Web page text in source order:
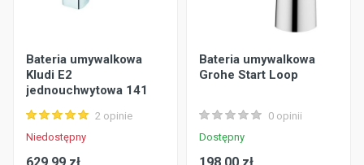
Bateria umywalkowa
Kludi E2
jednouchwytowa 141
2 opinie
Niedostępny
Bateria umywalkowa
Grohe Start Loop
0 opinii
Dostępny